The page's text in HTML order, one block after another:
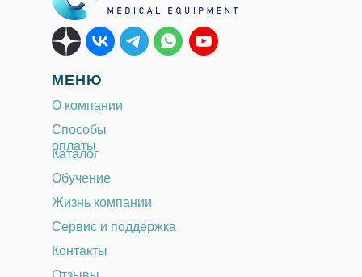
МЕНЮ
О компании
Способы
оплаты
Каталог
Жизнь компании
Сервис и поддержка
Контакты
Обучение